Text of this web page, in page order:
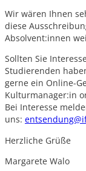
Wir wären Ihnen
diese
Absolvent:innen
Sollten Sie
Studierenden
gerne ein Online-
Kulturmanager:in
Bei Interesse
uns:
Herzliche Grüße
Margarete Walo